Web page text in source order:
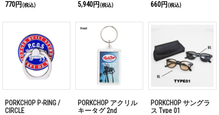
770円 (税込)
5,940円 (税込)
660円 (税込)
PORKCHOP P-RING /
CIRCLE
PORKCHOP アクリル
キータグ 2nd
PORKCHOP サングラ
ス Type 01